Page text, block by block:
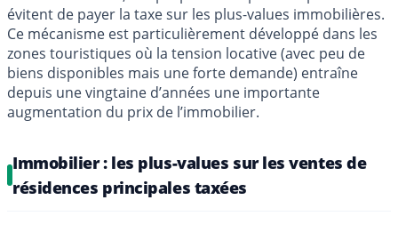
évitent de payer la taxe sur les plus-values immobilières.
Ce mécanisme est particulièrement développé dans les
zones touristiques où la tension locative (avec peu de
biens disponibles mais une forte demande) entraîne
depuis une vingtaine d’années une importante
augmentation du prix de l’immobilier.
Immobilier : les plus-values sur les ventes de
résidences principales taxées